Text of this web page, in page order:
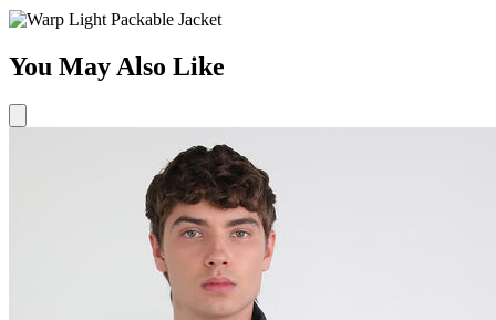
You May Also Like